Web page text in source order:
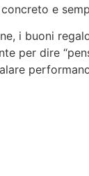
e
i buoni
per dire